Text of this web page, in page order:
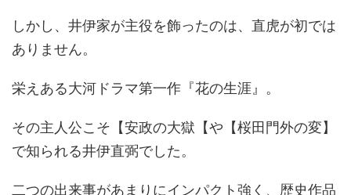
しかし、井伊家が主役を飾ったのは、直虎が初では
ありません。
栄えある大河ドラマ第一作『花の生涯』。
その主人公こそ【安政の大獄【や【桜田門外の変】
で知られる井伊直弼でした。
二つの出来事があまりにインパクト強く、歴史作品